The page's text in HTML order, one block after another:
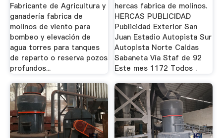
Fabricante de Agricultura y
ganadería fabrica de
molinos de viento para
bombeo y elevación de
agua torres para tanques
de reparto o reserva pozos
profundos...
hercas fabrica de molinos.
HERCAS PUBLICIDAD
Publicidad Exterior San
Juan Estadio Autopista Sur
Autopista Norte Caldas
Sabaneta Vía Staf de 92
Este mes 1172 Todos .